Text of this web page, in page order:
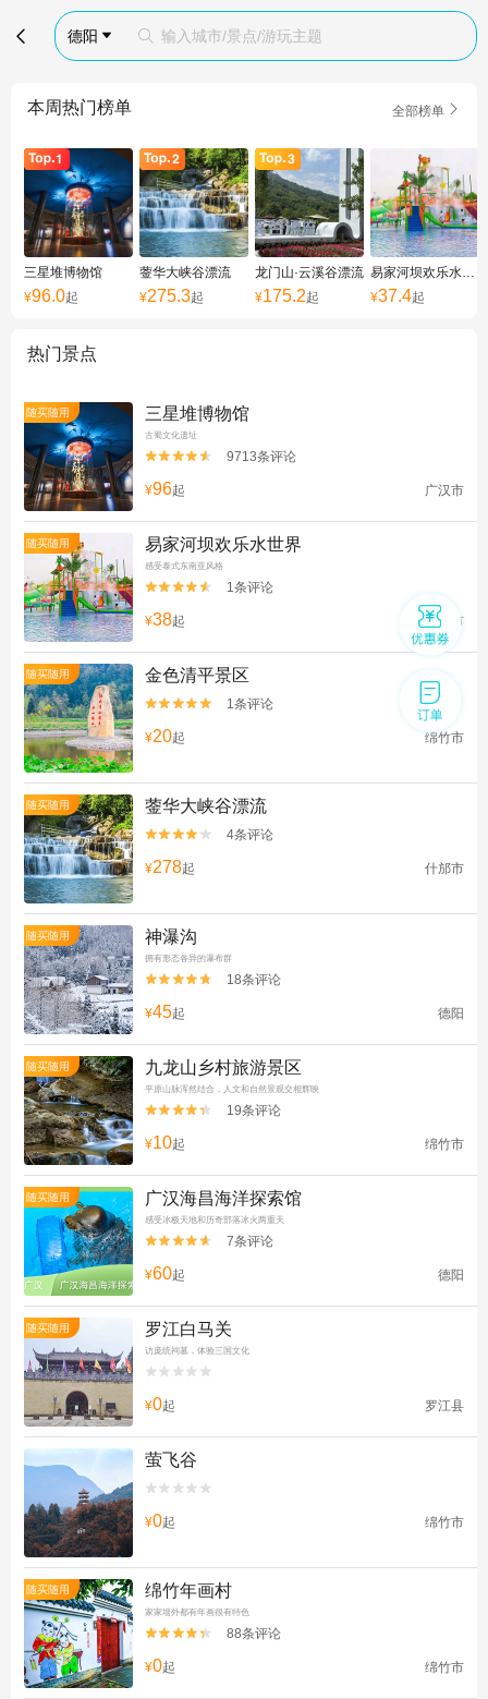
 德阳   输入城市/景点/游玩主题
本周热门榜单 全部榜单 
三星堆博物馆
¥96.0起
蓥华大峡谷漂流
¥275.3起
龙门山·云溪谷漂流
¥175.2起
易家河坝欢乐水世界
¥37.4起
热门景点
随买随用 三星堆博物馆
古蜀文化遗址

 9713条评论
¥96起 广汉市
随买随用 易家河坝欢乐水世界
感受泰式东南亚风格

 1条评论
¥38起 广汉市
随买随用 金色清平景区

 1条评论
¥20起 绵竹市
随买随用 蓥华大峡谷漂流

 4条评论
¥278起 什邡市
随买随用 神瀑沟
拥有形态各异的瀑布群

 18条评论
¥45起 德阳
随买随用 九龙山乡村旅游景区
平原山脉浑然结合，人文和自然景观交相辉映

 19条评论
¥10起 绵竹市
随买随用 广汉海昌海洋探索馆
感受冰极天地和历奇部落冰火两重天

 7条评论
¥60起 德阳
随买随用 罗江白马关
访庞统祠墓，体验三国文化


¥0起 罗江县
萤飞谷


¥0起 绵竹市
随买随用 绵竹年画村
家家墙外都有年画很有特色

 88条评论
¥0起 绵竹市